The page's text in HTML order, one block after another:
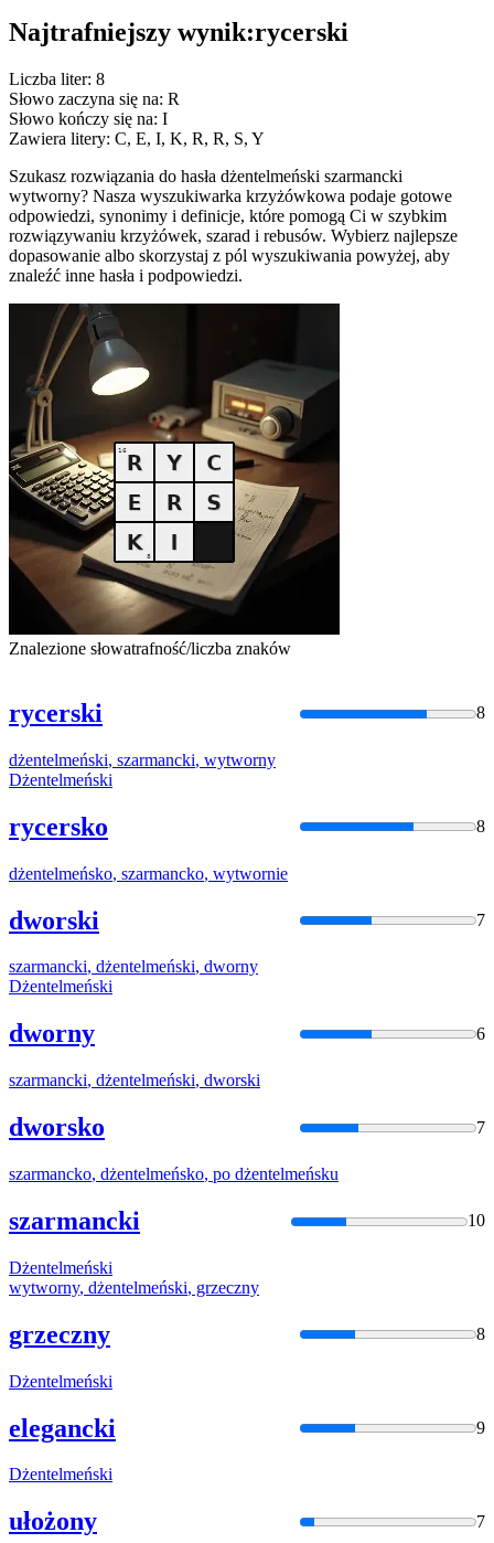
Najtrafniejszy wynik:rycerski
Liczba liter: 8
Słowo zaczyna się na: R
Słowo kończy się na: I
Zawiera litery: C, E, I, K, R, R, S, Y
Szukasz rozwiązania do hasła dżentelmeński szarmancki
wytworny? Nasza wyszukiwarka krzyżówkowa podaje gotowe
odpowiedzi, synonimy i definicje, które pomogą Ci w szybkim
rozwiązywaniu krzyżówek, szarad i rebusów. Wybierz najlepsze
dopasowanie albo skorzystaj z pól wyszukiwania powyżej, aby
znaleźć inne hasła i podpowiedzi.
Znalezione słowatrafność/liczba znaków
rycerski 8
dżentelmeński, szarmancki, wytworny
Dżentelmeński
rycersko 8
dżentelmeńsko, szarmancko, wytwornie
dworski 7
szarmancki, dżentelmeński, dworny
Dżentelmeński
dworny 6
szarmancki, dżentelmeński, dworski
dworsko 7
szarmancko, dżentelmeńsko, po dżentelmeńsku
szarmancki 10
Dżentelmeński
wytworny, dżentelmeński, grzeczny
grzeczny 8
Dżentelmeński
elegancki 9
Dżentelmeński
ułożony 7